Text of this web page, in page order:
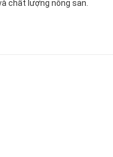
chất lượng nông sản.